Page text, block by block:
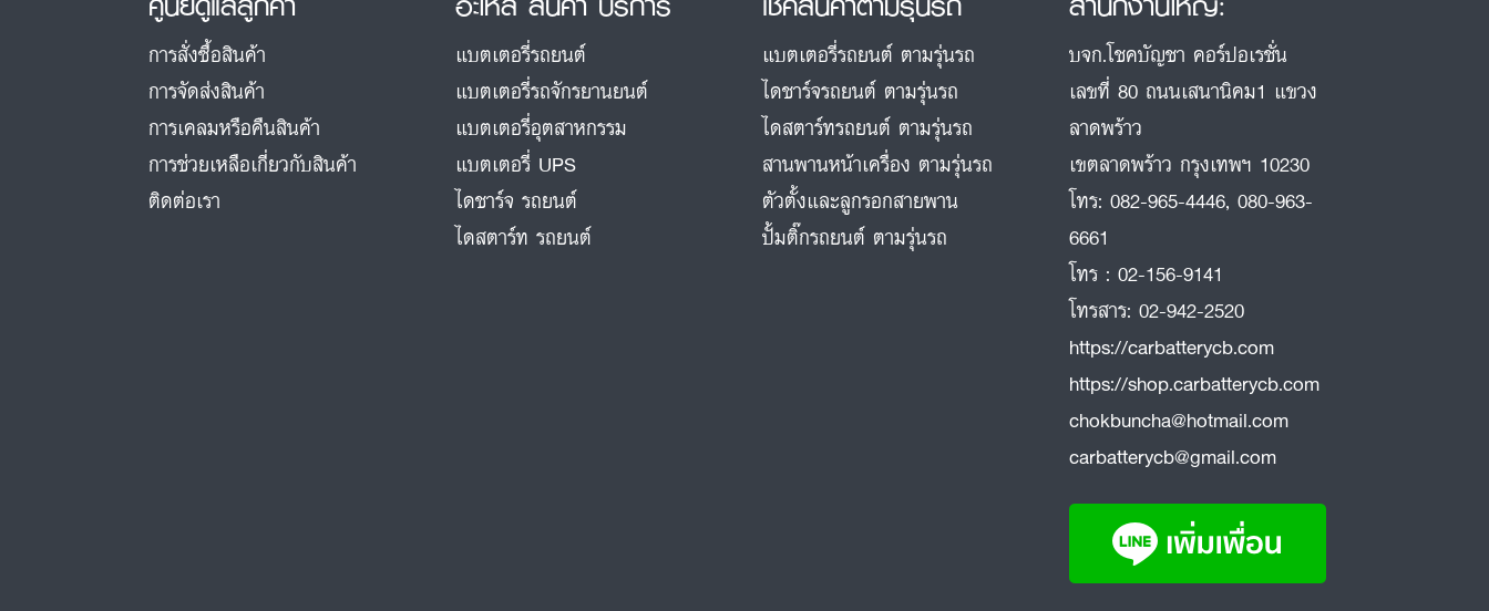
การสั่งซื้อสินค้า
การจัดส่งสินค้า
การเคลมหรือคืนสินค้า
การช่วยเหลือเกี่ยวกับสินค้า
ติดต่อเรา
แบตเตอรี่รถยนต์
แบตเตอรี่รถจักรยานยนต์
แบตเตอรี่อุตสาหกรรม
แบตเตอรี่ UPS
ไดชาร์จ รถยนต์
ไดสตาร์ท รถยนต์
แบตเตอรี่รถยนต์ ตามรุ่นรถ
ไดชาร์จรถยนต์ ตามรุ่นรถ
ไดสตาร์ทรถยนต์ ตามรุ่นรถ
สานพานหน้าเครื่อง ตามรุ่นรถ
ตัวตั้งและลูกรอกสายพาน
ปั้มติ๊กรถยนต์ ตามรุ่นรถ
บจก.โชคบัญชา คอร์ปอเรชั่น
เลขที่ 80 ถนนเสนานิคม1 แขวง
ลาดพร้าว
เขตลาดพร้าว กรุงเทพฯ 10230
โทร: 082-965-4446, 080-963-
6661
โทร : 02-156-9141
โทรสาร: 02-942-2520
https://carbatterycb.com
https://shop.carbatterycb.com
chokbuncha@hotmail.com
carbatterycb@gmail.com